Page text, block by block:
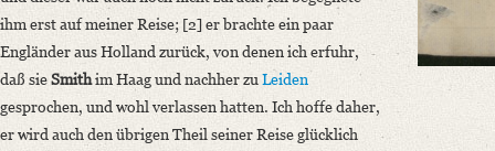
ihm erst auf meiner Reise; [2] er brachte ein paar
Engländer aus Holland zurück, von denen ich erfuhr,
daß sieSmithim Haag und nachher zu Leiden
gesprochen, und wohl verlassen hatten. Ich hoffe daher,
er wird auch den übrigen Theil seiner Reise glücklich